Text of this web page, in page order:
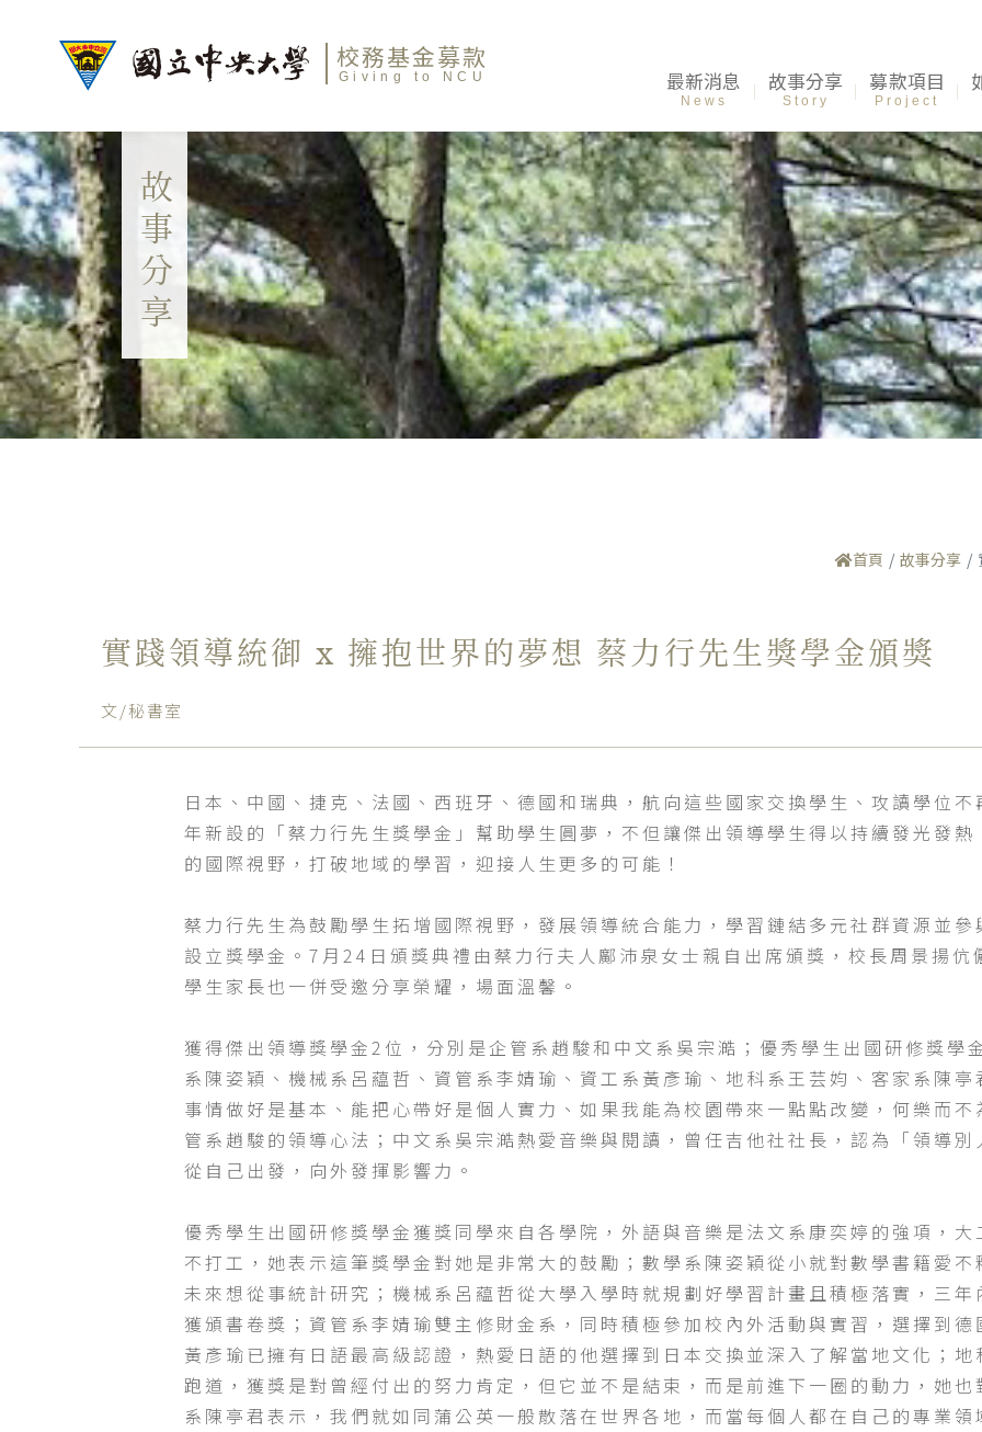
校務基金募款
Giving to NCU 最新消息
News
故事分享
Story
募款項目
Project
故事分享
首頁 故事分享
實踐領導統御 x 擁抱世界的夢想 蔡力行先生獎學金頒獎
文/秘書室
日本、中國、捷克、法國、西班牙、德國和瑞典，航向這些國家交換學生、攻讀學位
年新設的「蔡力行先生獎學金」幫助學生圓夢，不但讓傑出領導學生得以持續發光發
的國際視野，打破地域的學習，迎接人生更多的可能！
蔡力行先生為鼓勵學生拓增國際視野，發展領導統合能力，學習鏈結多元社群資源並
設立獎學金。7月24日頒獎典禮由蔡力行夫人鄺沛泉女士親自出席頒獎，校長周景揚伉
學生家長也一併受邀分享榮耀，場面溫馨。
獲得傑出領導獎學金2位，分別是企管系趙駿和中文系吳宗澔；優秀學生出國研修獎學
系陳姿穎、機械系呂藴哲、資管系李婧瑜、資工系黃彥瑜、地科系王芸㚬、客家系陳
事情做好是基本、能把心帶好是個人實力、如果我能為校園帶來一點點改變，何樂而
管系趙駿的領導心法；中文系吳宗澔熱愛音樂與閱讀，曾任吉他社社長，認為「領導
從自己出發，向外發揮影響力。
優秀學生出國研修獎學金獲獎同學來自各學院，外語與音樂是法文系康奕婷的強項，
不打工，她表示這筆獎學金對她是非常大的鼓勵；數學系陳姿穎從小就對數學書籍愛不
未來想從事統計研究；機械系呂藴哲從大學入學時就規劃好學習計畫且積極落實，三
獲頒書卷獎；資管系李婧瑜雙主修財金系，同時積極參加校內外活動與實習，選擇到
黃彥瑜已擁有日語最高級認證，熱愛日語的他選擇到日本交換並深入了解當地文化；
跑道，獲獎是對曾經付出的努力肯定，但它並不是結束，而是前進下一圈的動力，她
系陳亭君表示，我們就如同蒲公英一般散落在世界各地，而當每個人都在自己的專業